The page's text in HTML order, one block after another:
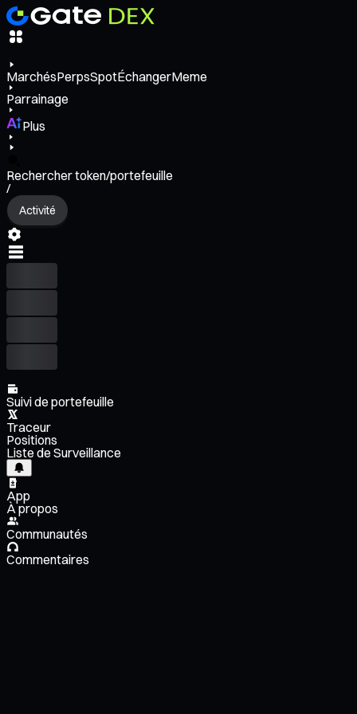
MarchésPerpsSpotÉchangerMeme
Parrainage
Plus
Rechercher token/portefeuille
/
Activité
Suivi de portefeuille
Traceur
Positions
Liste de Surveillance
App
À propos
Communautés
Commentaires